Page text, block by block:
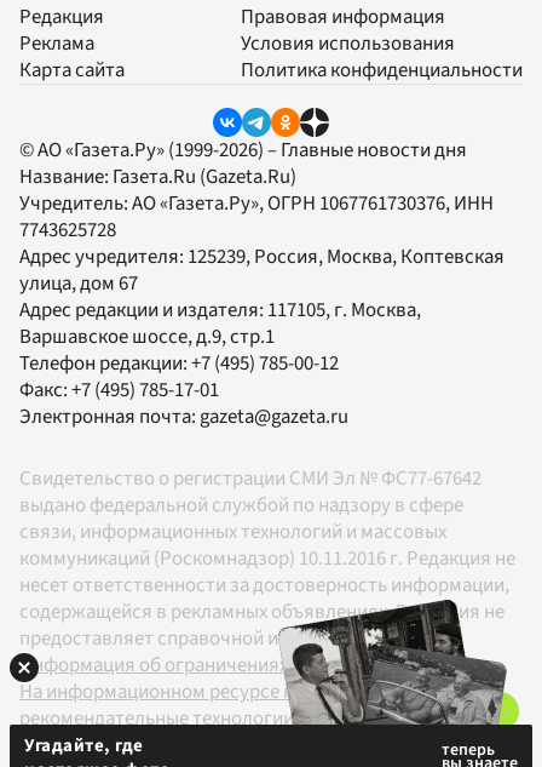
Редакция
Реклама
Карта сайта
Правовая информация
Условия использования
Политика конфиденциальности
© АО «Газета.Ру» (1999-2026) – Главные новости дня
Название: Газета.Ru (Gazeta.Ru)
Учредитель:АО «Газета.Ру», ОГРН 1067761730376, ИНН
7743625728
Адрес учредителя: 125239, Россия, Москва, Коптевская
улица, дом 67
Адрес редакции и издателя: 117105, г. Москва,
Варшавское шоссе, д.9, стр.1
Телефон редакции:+7 (495) 785-00-12
Факс:+7 (495) 785-17-01
Электронная почта:gazeta@gazeta.ru
Свидетельство о регистрации СМИ Эл № ФС77-67642
выдано федеральной службой по надзору в сфере
связи, информационных технологий и массовых
коммуникаций (Роскомнадзор) 10.11.2016 г. Редакция не
несет ответственности за достоверность информации,
содержащейся в рекламных объявлениях. Редакция не
предоставляет справочной информации.
Информация об ограничениях
На информационном ресурсе применяются
рекомендательные технологии в соответствии с
Правилами
Угадайте, где